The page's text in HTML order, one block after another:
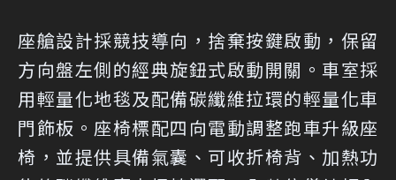
座艙設計採競技導向，捨棄按鍵啟動，保留
方向盤左側的經典旋鈕式啟動開關。車室採
用輕量化地毯及配備碳纖維拉環的輕量化車
門飾板。座椅標配四向電動調整跑車升級座
椅，並提供具備氣囊、可收折椅背、加熱功